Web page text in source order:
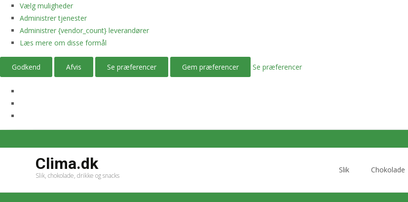
Vælg muligheder
Administrer tjenester
Administrer {vendor_count} leverandører
Læs mere om disse formål
Godkend Afvis Se præferencer Gem præferencer Se præferencer
Clima.dk
Slik, chokolade, drikke og snacks
Slik Chokolade